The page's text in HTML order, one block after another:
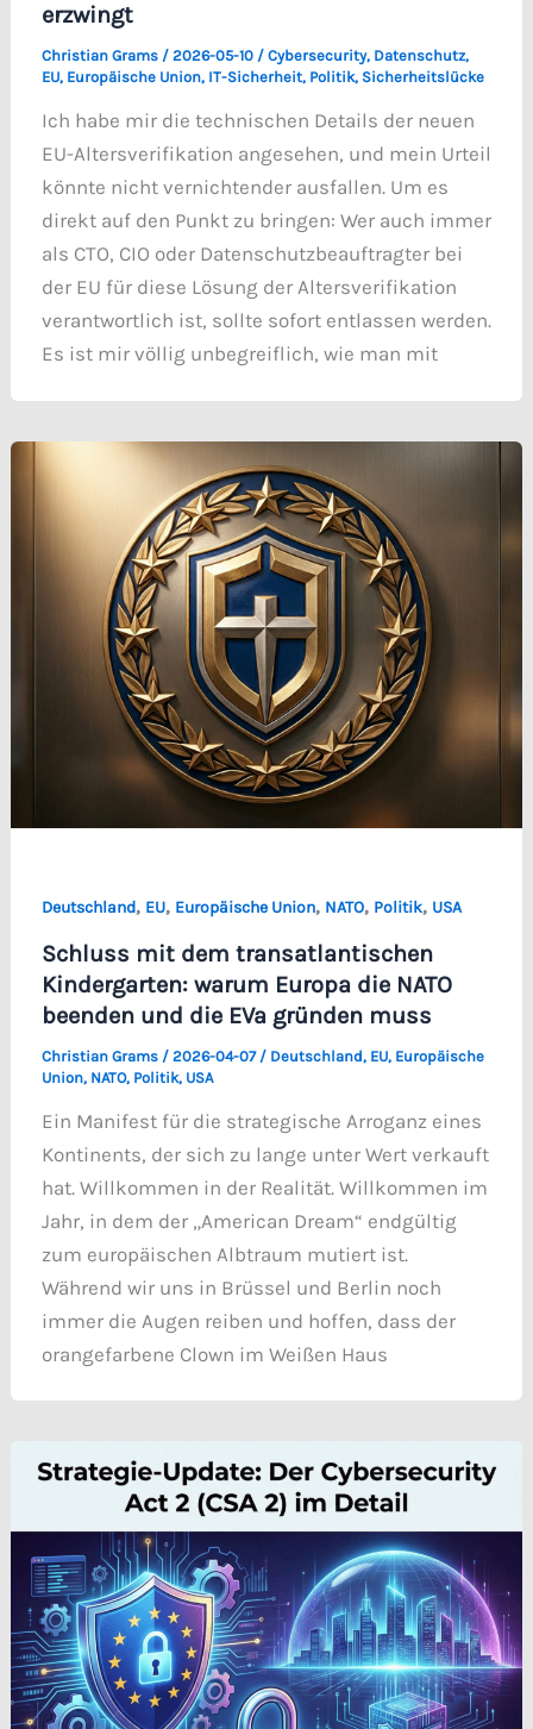
erzwingt
Christian Grams / 2026-05-10 / Cybersecurity, Datenschutz,
EU, Europäische Union, IT-Sicherheit, Politik, Sicherheitslücke
Ich habe mir die technischen Details der neuen
EU-Altersverifikation angesehen, und mein Urteil
könnte nicht vernichtender ausfallen. Um es
direkt auf den Punkt zu bringen: Wer auch immer
als CTO, CIO oder Datenschutzbeauftragter bei
der EU für diese Lösung der Altersverifikation
verantwortlich ist, sollte sofort entlassen werden.
Es ist mir völlig unbegreiflich, wie man mit
Deutschland, EU, Europäische Union, NATO, Politik, USA
Schluss mit dem transatlantischen
Kindergarten: warum Europa die NATO
beenden und die EVa gründen muss
Christian Grams / 2026-04-07 / Deutschland, EU, Europäische
Union, NATO, Politik, USA
Ein Manifest für die strategische Arroganz eines
Kontinents, der sich zu lange unter Wert verkauft
hat. Willkommen in der Realität. Willkommen im
Jahr, in dem der „American Dream“ endgültig
zum europäischen Albtraum mutiert ist.
Während wir uns in Brüssel und Berlin noch
immer die Augen reiben und hoffen, dass der
orangefarbene Clown im Weißen Haus